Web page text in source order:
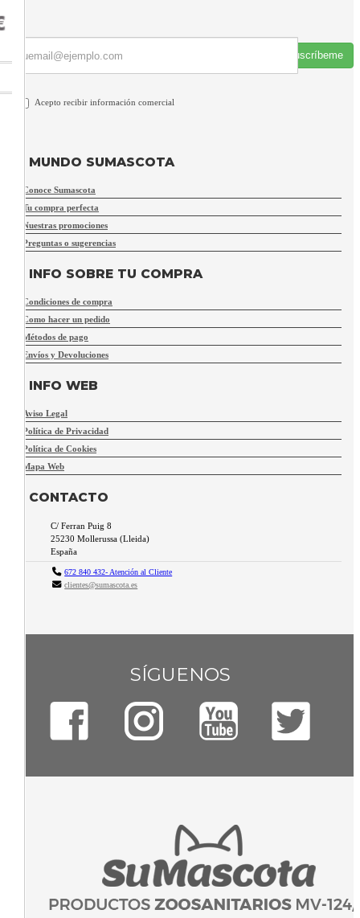
Suscríbeme
Acepto recibir información comercial
MUNDO SUMASCOTA
Conoce Sumascota
Tu compra perfecta
Nuestras promociones
Preguntas o sugerencias
INFO SOBRE TU COMPRA
Condiciones de compra
Como hacer un pedido
Métodos de pago
Envíos y Devoluciones
INFO WEB
Aviso Legal
Política de Privacidad
Política de Cookies
Mapa Web
CONTACTO
C/ Ferran Puig 8
25230 Mollerussa (Lleida)
España
672 840 432- Atención al Cliente
clientes@sumascota.es
SÍGUENOS